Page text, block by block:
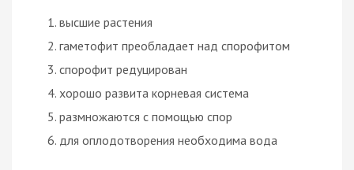
высшие растения
гаметофит преобладает над спорофитом
спорофит редуцирован
хорошо развита корневая система
размножаются с помощью спор
для оплодотворения необходима вода